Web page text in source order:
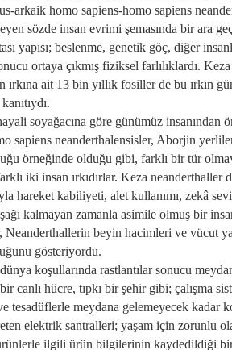
arkaik homo sapiens-homo sapiens
sözde insan evrimi şemasında bir ara
yapısı; beslenme, genetik göç, diğer
ortaya çıkmış fiziksel farlılıklardı.
ırkına ait 13 bin yıllık fosiller de bu ırkın
soyağacına göre günümüz insanından
sapiens neanderthalensisler, Aborjin
örneğinde olduğu gibi, farklı bir tür
iki insan ırkıdırlar. Keza neanderthaller
hareket kabiliyeti, alet kullanımı, zekâ
kalmayan zamanla asimile olmuş bir
Neanderthallerin beyin hacimleri ve vücut
gösteriyordu.
koşullarında rastlantılar sonucu
canlı hücre, tıpkı bir şehir gibi; çalışma
tesadüflerle meydana gelemeyecek kadar
elektrik santralleri; yaşam için zorunlu
ilgili ürün bilgilerinin kaydedildiği